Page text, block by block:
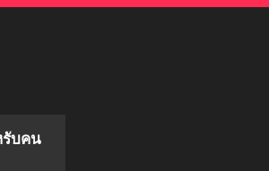
รับคน